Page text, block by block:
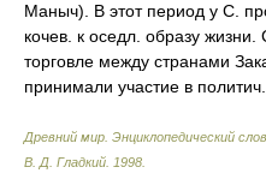
Маныч). В этот период у С.
кочев. к оседл. образу
торговле между странами
принимали участие в
Древний мир. Энциклопедический
В. Д. Гладкий 1998